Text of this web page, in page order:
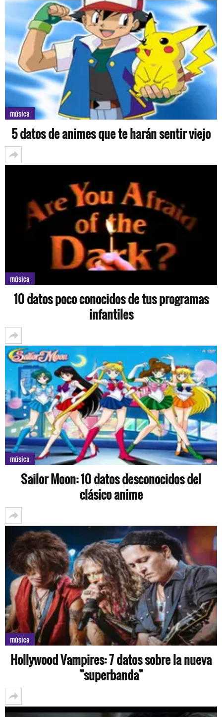
música
5 datos de animes que te harán sentir viejo
música
10 datos poco conocidos de tus programas
infantiles
música
Sailor Moon: 10 datos desconocidos del
clásico anime
música
Hollywood Vampires: 7 datos sobre la nueva
"superbanda"